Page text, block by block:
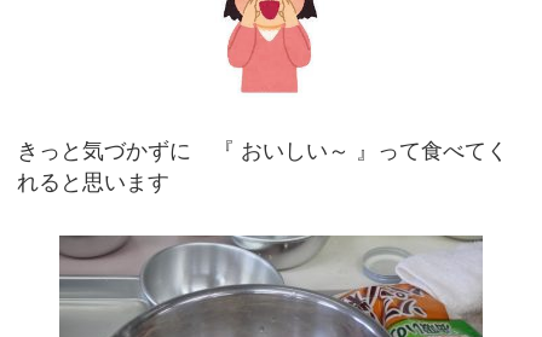
きっと気づかずに 『 おいしい～ 』って食べてく
れると思います